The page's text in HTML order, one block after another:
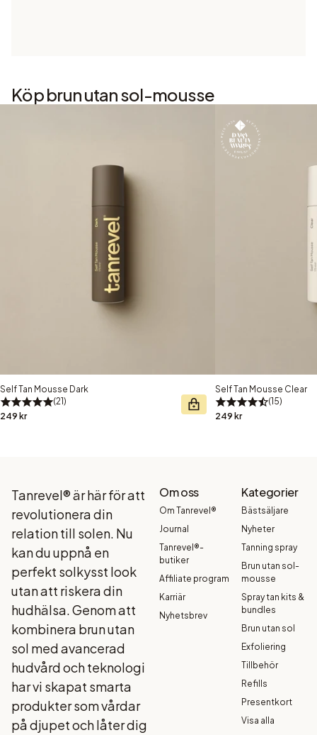
Köp brun utan sol-mousse
Self Tan Mousse Dark
21
249 kr
Self Tan Mousse Clear
15
249 kr
Tanrevel® är här för att
revolutionera din
relation till solen. Nu
kan du uppnå en
perfekt solkysst look
utan att riskera din
hudhälsa. Genom att
kombinera brun utan
sol med avancerad
hudvård och teknologi
har vi skapat smarta
produkter som vårdar
på djupet och låter dig
Om oss
Om Tanrevel®
Journal
Tanrevel®-
butiker
Affiliate program
Karriär
Nyhetsbrev
Kategorier
Bästsäljare
Nyheter
Tanning spray
Brun utan sol-
mousse
Spray tan kits &
bundles
Brun utan sol
Exfoliering
Tillbehör
Refills
Presentkort
Visa alla